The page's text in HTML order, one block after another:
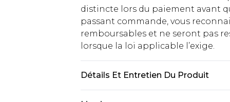
distincte lors du paiement avant
passant commande, vous
remboursables et ne seront pas
lorsque la loi applicable l’exige.
Détails Et Entretien Du Produit